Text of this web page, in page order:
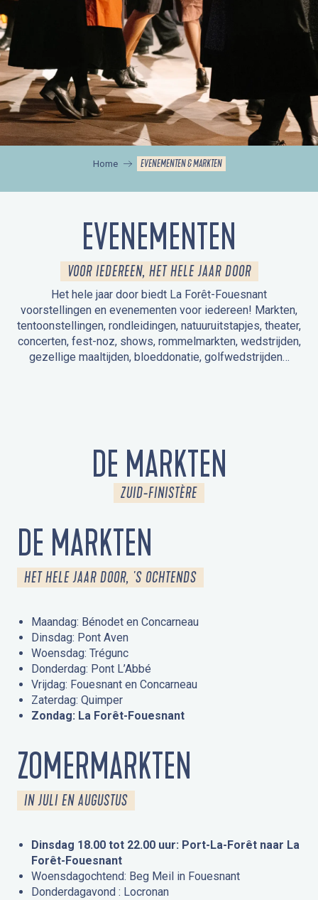
Home EVENEMENTEN & MARKTEN
EVENEMENTEN
VOOR IEDEREEN, HET HELE JAAR DOOR
Het hele jaar door biedt La Forêt-Fouesnant
voorstellingen en evenementen voor iedereen! Markten,
tentoonstellingen, rondleidingen, natuuruitstapjes, theater,
concerten, fest-noz, shows, rommelmarkten, wedstrijden,
gezellige maaltijden, bloeddonatie, golfwedstrijden…
DE MARKTEN
ZUID-FINISTÈRE
DE MARKTEN
HET HELE JAAR DOOR, 'S OCHTENDS
Maandag: Bénodet en Concarneau
Dinsdag: Pont Aven
Woensdag: Trégunc
Donderdag: Pont L’Abbé
Vrijdag: Fouesnant en Concarneau
Zaterdag: Quimper
Zondag: La Forêt-Fouesnant
ZOMERMARKTEN
IN JULI EN AUGUSTUS
Dinsdag 18.00 tot 22.00 uur: Port-La-Forêt naar La
Forêt-Fouesnant
Woensdagochtend: Beg Meil in Fouesnant
Donderdagavond : Locronan